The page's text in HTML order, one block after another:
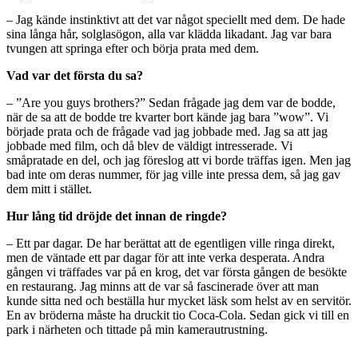
– Jag kände instinktivt att det var något speciellt med dem. De hade
sina långa hår, solglasögon, alla var klädda likadant. Jag var bara
tvungen att springa efter och börja prata med dem.
Vad var det första du sa?
– ”Are you guys brothers?” Sedan frågade jag dem var de bodde,
när de sa att de bodde tre kvarter bort kände jag bara ”wow”. Vi
började prata och de frågade vad jag jobbade med. Jag sa att jag
jobbade med film, och då blev de väldigt intresserade. Vi
småpratade en del, och jag föreslog att vi borde träffas igen. Men jag
bad inte om deras nummer, för jag ville inte pressa dem, så jag gav
dem mitt i stället.
Hur lång tid dröjde det innan de ringde?
– Ett par dagar. De har berättat att de egentligen ville ringa direkt,
men de väntade ett par dagar för att inte verka desperata. Andra
gången vi träffades var på en krog, det var första gången de besökte
en restaurang. Jag minns att de var så fascinerade över att man
kunde sitta ned och beställa hur mycket läsk som helst av en servitör.
En av bröderna måste ha druckit tio Coca-Cola. Sedan gick vi till en
park i närheten och tittade på min kamerautrustning.